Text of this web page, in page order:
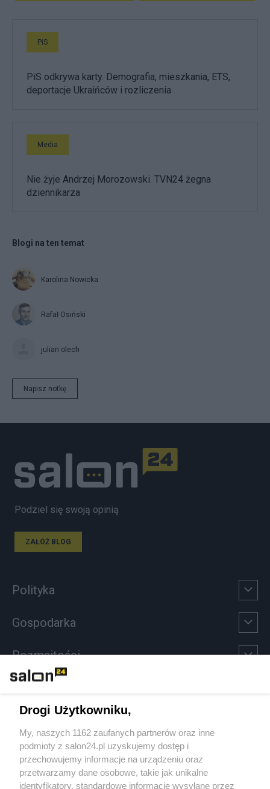
PiS
PiS odkrywa karty. Demografia, mieszkania, ETS,
deportacje Ukraińców i rozliczenia
Media
Nie żyje Andrzej Morozowski. TVN24 żegna
dziennikarza
Blogi na ten temat
Karolina Nowicka
Rafał Osiński
julian olech
Napisz notkę
Podziel się swoją opinią
ZAŁÓŻ BLOG
Polityka
Gospodarka
Rozmaitości
Sport
Społeczeństwo
Kultura
Drogi Użytkowniku,
My, naszych 1162 zaufanych partnerów oraz inne
podmioty z salon24.pl uzyskujemy dostęp i
przechowujemy informacje na urządzeniu oraz
przetwarzamy dane osobowe, takie jak unikalne
identyfikatory, standardowe informacje wysyłane przez